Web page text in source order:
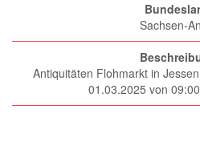
Sachsen-
Antiquitäten Flohmarkt in
01.03.2025 von